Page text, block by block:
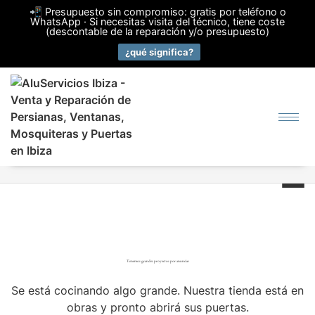
📲 Presupuesto sin compromiso: gratis por teléfono o
WhatsApp · Si necesitas visita del técnico, tiene coste
(descontable de la reparación y/o presupuesto)
¿qué significa?
Tenemos grandes proyectos por anunciar
Se está cocinando algo grande. Nuestra tienda está en
obras y pronto abrirá sus puertas.